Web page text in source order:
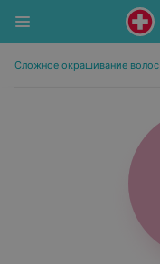
Сложное окрашивание волос